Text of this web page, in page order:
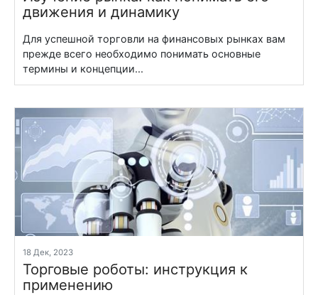
движения и динамику
Для успешной торговли на финансовых рынках вам
прежде всего необходимо понимать основные
термины и концепции...
18 Дек, 2023
Торговые роботы: инструкция к
применению